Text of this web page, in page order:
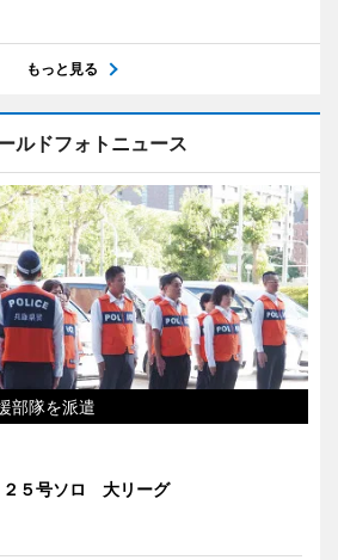
もっと見る
ルドフォトニュース
部隊を派遣
２５号ソロ 大リーグ